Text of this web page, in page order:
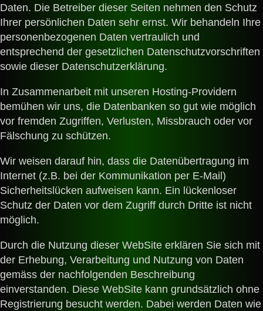
Daten. Die Betreiber dieser Seiten nehmen den Schutz
Ihrer persönlichen Daten sehr ernst. Wir behandeln Ihre
personenbezogenen Daten vertraulich und
entsprechend der gesetzlichen Datenschutzvorschriften
sowie dieser Datenschutzerklärung.
In Zusammenarbeit mit unseren Hosting-Providern
bemühen wir uns, die Datenbanken so gut wie möglich
vor fremden Zugriffen, Verlusten, Missbrauch oder vor
Fälschung zu schützen.
Wir weisen darauf hin, dass die Datenübertragung im
Internet (z.B. bei der Kommunikation per E-Mail)
Sicherheitslücken aufweisen kann. Ein lückenloser
Schutz der Daten vor dem Zugriff durch Dritte ist nicht
möglich.
Durch die Nutzung dieser WebSite erklären Sie sich mit
der Erhebung, Verarbeitung und Nutzung von Daten
gemäss der nachfolgenden Beschreibung
einverstanden. Diese WebSite kann grundsätzlich ohne
Registrierung besucht werden. Dabei werden Daten wie